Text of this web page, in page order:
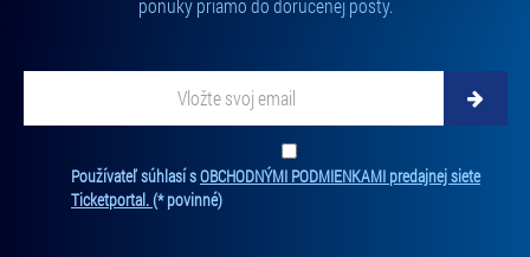
„Cookies a jejich nastavení“.
ponuky priamo do doručenej pošty.
Používateľ súhlasí sOBCHODNÝMI PODMIENKAMI predajnej siete
Ticketportal.(* povinné)